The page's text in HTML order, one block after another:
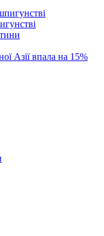
Азії впала на 15%